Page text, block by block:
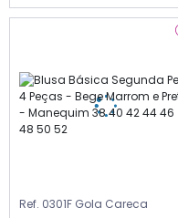
Ref. 0301F Gola Careca